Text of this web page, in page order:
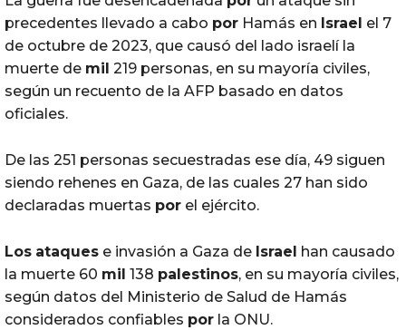
precedentes llevado a cabo por Hamás en Israel el 7
de octubre de 2023, que causó del lado israelí la
muerte de mil 219 personas, en su mayoría civiles,
según un recuento de la AFP basado en datos
oficiales.
De las 251 personas secuestradas ese día, 49 siguen
siendo rehenes en Gaza, de las cuales 27 han sido
declaradas muertas por el ejército.
Los ataques e invasión a Gaza de Israel han causado
la muerte 60 mil 138 palestinos, en su mayoría civiles,
según datos del Ministerio de Salud de Hamás
considerados confiables por la ONU.